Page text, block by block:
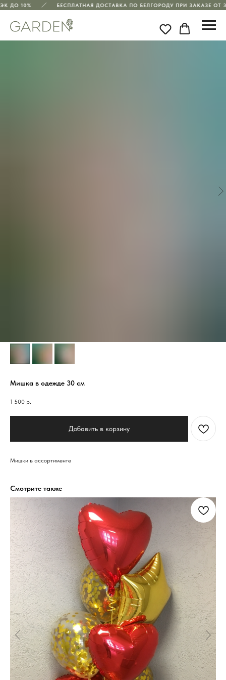
ДО 10% БЕСПЛАТНАЯ ДОСТАВКА ПО БЕЛГОРОДУ ПРИ ЗАКАЗЕ ОТ
Мишка в одежде 30 см
1 500 р.
Добавить в корзину
Мишки в ассортименте
Смотрите также